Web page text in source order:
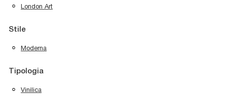
London Art
Stile
Moderna
Tipologia
Vinilica